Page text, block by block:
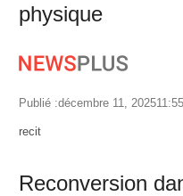
physique
Publié :décembre 11, 2025
Author
recit
Reconversion